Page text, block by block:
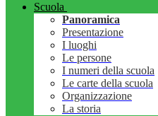
Scuola
Panoramica
Presentazione
I luoghi
Le persone
I numeri della scuola
Le carte della scuola
Organizzazione
La storia